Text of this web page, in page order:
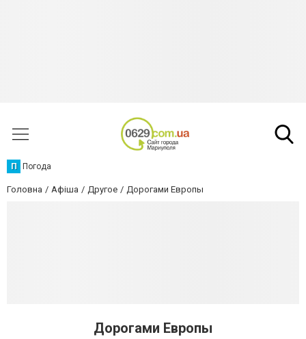
П Погода
Головна Афіша Другое Дорогами Европы
Дорогами Европы